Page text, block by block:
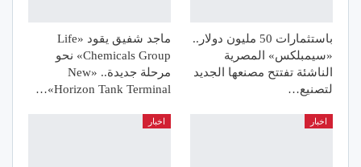
باستثمارات 50 مليون دولار..
«سيمبلكس» المصرية
الناشئة تفتتح مصنعها الجديد
لتصنيع…
ماجد شفيق يقود «Life
Chemicals Group» نحو
مرحلة جديدة.. «New
Horizon Tank Terminal»…
اخبار اخبار